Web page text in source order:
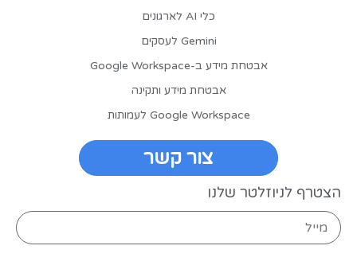
צור קשר
הצטרף לניוזלטר שלנו
כלי AI לארגונים
Gemini לעסקים
אבטחת מידע ב-Google Workspace
אבטחת מידע ותקינה
Google Workspace לעמותות